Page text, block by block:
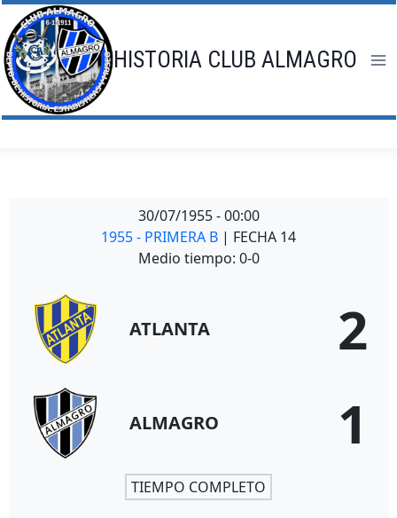
Saltar
al
contenido
HISTORIA CLUB ALMAGRO
30/07/1955 - 00:00
1955 - PRIMERA B | FECHA 14
Medio tiempo: 0-0
ATLANTA 2
ALMAGRO 1
TIEMPO COMPLETO